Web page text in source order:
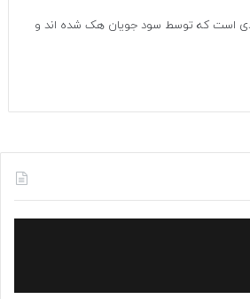
است که توسط سود جویان هک شده اند و